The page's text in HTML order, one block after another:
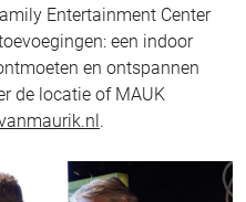
Entertainment Center
een indoor
en ontspannen
de locatie of MAUK
.